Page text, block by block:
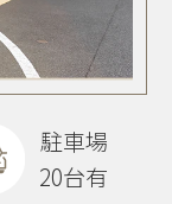
駐車場
20台有